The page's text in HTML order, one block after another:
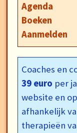
Agenda
Boeken
Aanmelden
Coaches en
39 euro per
website en op
afhankelijk
therapieën